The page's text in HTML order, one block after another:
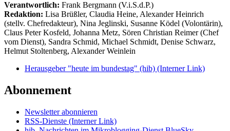
Verantwortlich: Frank Bergmann (V.i.S.d.P.)
Redaktion: Lisa Brüßler, Claudia Heine, Alexander Heinrich
(stellv. Chefredakteur), Nina Jeglinski, Susanne Ködel (Volontärin),
Claus Peter Kosfeld, Johanna Metz, Sören Christian Reimer (Chef
vom Dienst), Sandra Schmid, Michael Schmidt, Denise Schwarz,
Helmut Stoltenberg, Alexander Weinlein
Herausgeber "heute im bundestag" (hib) (Interner Link)
Abonnement
Newsletter abonnieren
RSS-Dienste (Interner Link)